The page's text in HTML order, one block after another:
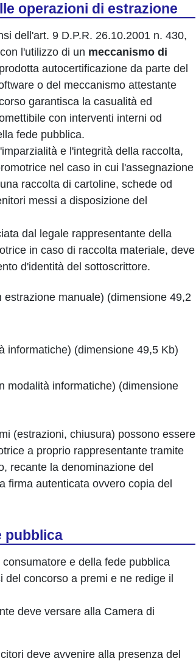
operazioni di estrazione
dell'art. 9 D.P.R. 26.10.2001 n. 430,
l'utilizzo di un meccanismo di
autocertificazione da parte del
o del meccanismo attestante
garantisca la casualità ed
con interventi interni od
fede pubblica.
e l'integrità della raccolta,
nel caso in cui l'assegnazione
raccolta di cartoline, schede od
messi a disposizione del
dal legale rappresentante della
in caso di raccolta materiale, deve
d'identità del sottoscrittore.
estrazione manuale) (dimensione 49,2
informatiche) (dimensione 49,5 Kb)
modalità informatiche) (dimensione
(estrazioni, chiusura) possono essere
a proprio rappresentante tramite
recante la denominazione del
firma autenticata ovvero copia del
pubblica
e della fede pubblica
concorso a premi e ne redige il
deve versare alla Camera di
deve avvenire alla presenza del